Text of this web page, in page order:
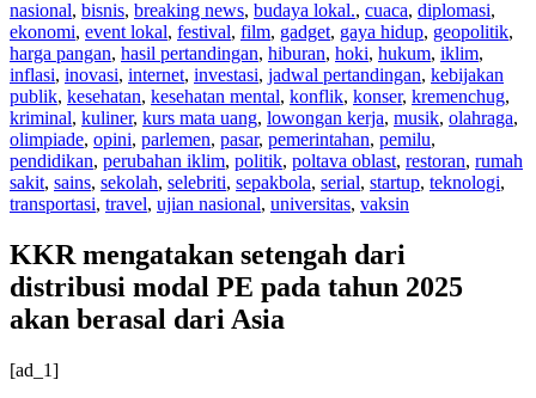
nasional, bisnis, breaking news, budaya lokal., cuaca, diplomasi,
ekonomi, event lokal, festival, film, gadget, gaya hidup, geopolitik,
harga pangan, hasil pertandingan, hiburan, hoki, hukum, iklim,
inflasi, inovasi, internet, investasi, jadwal pertandingan, kebijakan
publik, kesehatan, kesehatan mental, konflik, konser, kremenchug,
kriminal, kuliner, kurs mata uang, lowongan kerja, musik, olahraga,
olimpiade, opini, parlemen, pasar, pemerintahan, pemilu,
pendidikan, perubahan iklim, politik, poltava oblast, restoran, rumah
sakit, sains, sekolah, selebriti, sepakbola, serial, startup, teknologi,
transportasi, travel, ujian nasional, universitas, vaksin
KKR mengatakan setengah dari
distribusi modal PE pada tahun 2025
akan berasal dari Asia
[ad_1]